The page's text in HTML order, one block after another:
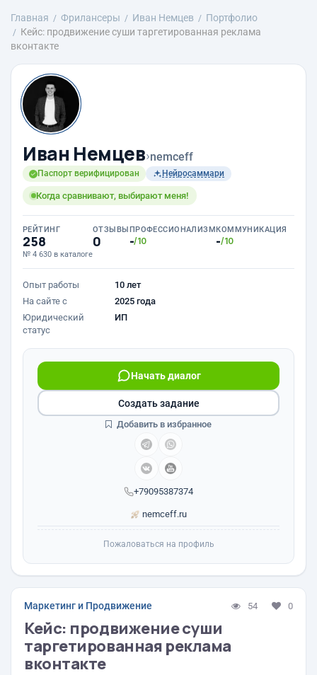
Главная Фрилансеры Иван Немцев
Портфолио
Кейс: продвижение суши таргетированная реклама
вконтакте
Иван Немцев›nemceff
Паспорт верифицирован Нейросаммари
Когда сравнивают, выбирают меня!
РЕЙТИНГ
258
№ 4 630 в каталоге
ОТЗЫВЫ
0
ПРОФЕССИОНАЛИЗМ
-/10
КОММУНИКАЦИЯ
-/10
Опыт работы
10 лет
На сайте с
2025 года
Юридический
статус
ИП
+79095387374
Начать диалог
nemceff.ru
Создать задание
Добавить в избранное
Пожаловаться на профиль
Маркетинг и Продвижение 54 0
Кейс: продвижение суши
таргетированная реклама
вконтакте